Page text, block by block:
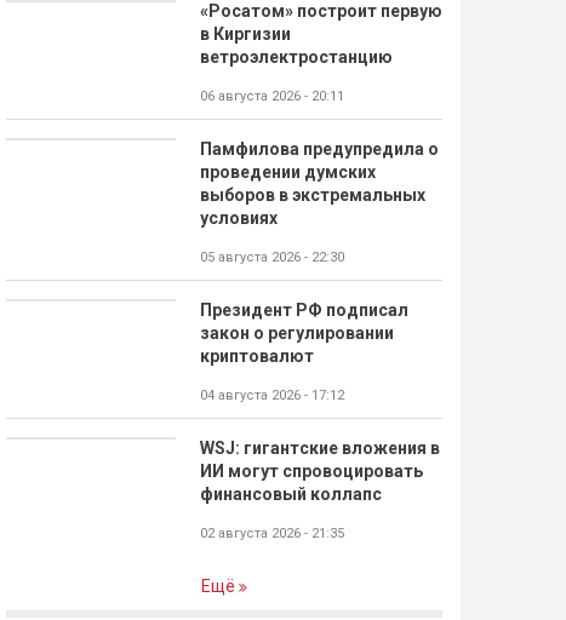
«Росатом» построит первую
в Киргизии
ветроэлектростанцию
06 августа 2026 - 20:11
Памфилова предупредила о
проведении думских
выборов в экстремальных
условиях
05 августа 2026 - 22:30
Президент РФ подписал
закон о регулировании
криптовалют
04 августа 2026 - 17:12
WSJ: гигантские вложения в
ИИ могут спровоцировать
финансовый коллапс
02 августа 2026 - 21:35
Ещё